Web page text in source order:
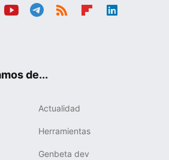
de...
Actualidad
Herramientas
Genbeta dev